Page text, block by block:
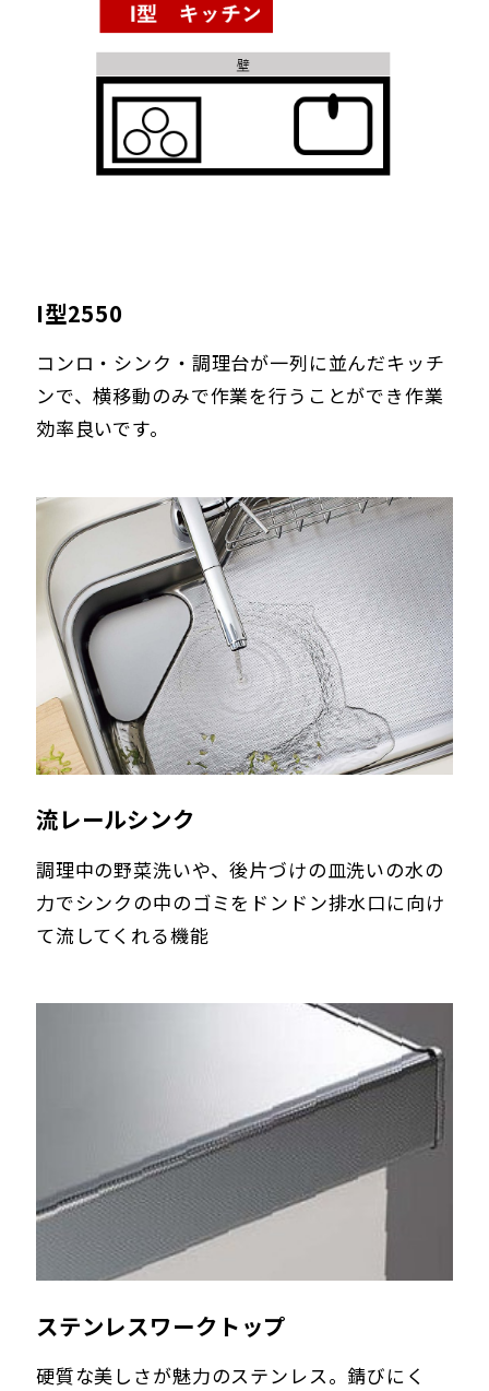
I型2550
コンロ・シンク・調理台が一列に並んだキッチ
ンで、横移動のみで作業を行うことができ作業
効率良いです。
流レールシンク
調理中の野菜洗いや、後片づけの皿洗いの水の
力でシンクの中のゴミをドンドン排水口に向け
て流してくれる機能
ステンレスワークトップ
硬質な美しさが魅力のステンレス。錆びにく